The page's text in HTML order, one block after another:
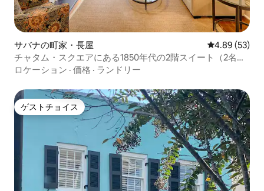
サバナの町家・長屋 レビュー53
4.89 (53)
チャタム・スクエアにある1850年代の2階スイート（2名様
用）！
ロケーション · 価格 · ランドリー
ゲストチョイス
ゲストチョイス